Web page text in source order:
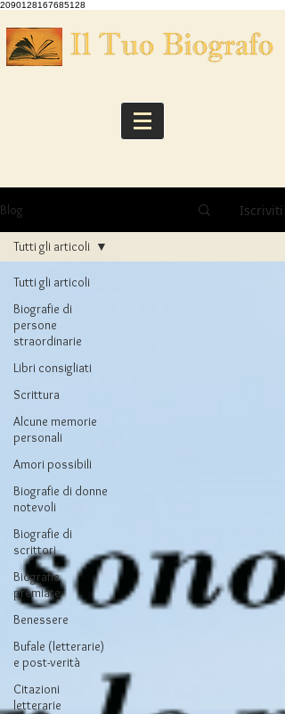
2090128167685128
Blog Iscriviti
Tutti gli articoli
Biografie di
persone
straordinarie
Libri consigliati
Scrittura
Alcune memorie
personali
Amori possibili
Biografie di donne
notevoli
Biografie di
scrittori
Biografie
premiate
Benessere
Bufale (letterarie)
e post-verità
Citazioni
letterarie
Tutti gli articoli